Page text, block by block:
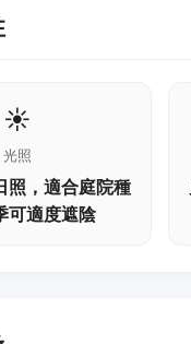
☀️
光照
照，適合庭院種
可適度遮陰